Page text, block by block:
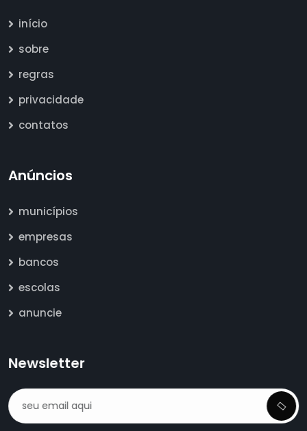
início
sobre
regras
privacidade
contatos
Anúncios
municípios
empresas
bancos
escolas
anuncie
Newsletter